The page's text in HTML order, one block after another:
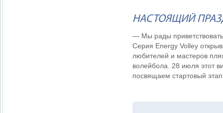
НАСТОЯЩИЙ
— Мы рады приветствовать
Серия Energy Volley
любителей и мастеров
волейбола. 28 июля этот
посвящаем стартовый